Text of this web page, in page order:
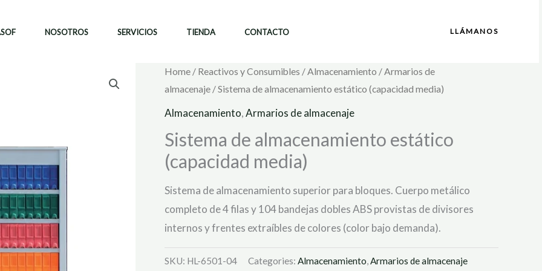
NOSOTROS SERVICIOS TIENDA CONTACTO LLÁMANOS
Home / Reactivos y Consumibles /Almacenamiento /Armarios de
almacenaje / Sistema de almacenamiento estático (capacidad media)
Almacenamiento,Armarios de almacenaje
Sistema de almacenamiento estático
(capacidad media)
Sistema de almacenamiento superior para bloques. Cuerpo metálico
completo de 4 filas y 104 bandejas dobles ABS provistas de divisores
internos y frentes extraíbles de colores (color bajo demanda).
SKU: HL-6501-04 Categories: Almacenamiento,Armarios de almacenaje